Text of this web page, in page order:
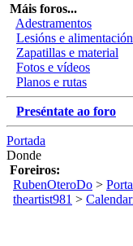
Máis foros...
Adestramentos
Lesións e alimentación
Zapatillas e material
Fotos e vídeos
Planos e rutas
Preséntate ao foro
Portada
Donde
Foreiros:
RubenOteroDo >
theartist981 >